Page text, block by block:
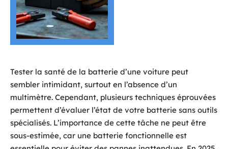
Tester la santé de la batterie d’une voiture peut
sembler intimidant, surtout en l’absence d’un
multimètre. Cependant, plusieurs techniques éprouvées
permettent d’évaluer l’état de votre batterie sans outils
spécialisés. L’importance de cette tâche ne peut être
sous-estimée, car une batterie fonctionnelle est